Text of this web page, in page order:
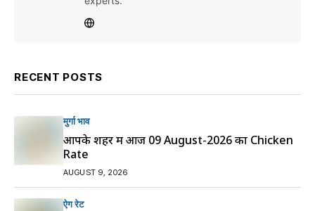
RECENT POSTS
मुर्गा भाव
आपके शहर में आज 09 August-2026 का Chicken
Rate
AUGUST 9, 2026
ऐग रेट